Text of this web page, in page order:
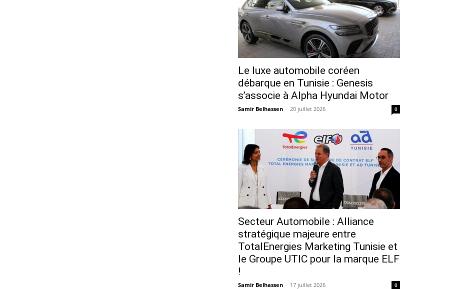
Le luxe automobile coréen
débarque en Tunisie : Genesis
s’associe à Alpha Hyundai Motor
Samir Belhassen - 20 juillet 2026 0
Secteur Automobile : Alliance
stratégique majeure entre
TotalEnergies Marketing Tunisie et
le Groupe UTIC pour la marque ELF
!
Samir Belhassen - 17 juillet 2026 0